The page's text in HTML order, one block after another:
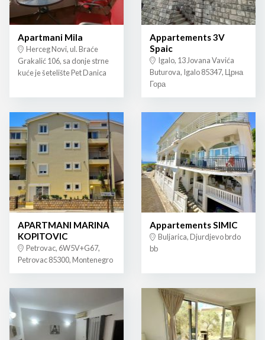
Apartmani Mila
Herceg Novi, ul. Braće
Grakalić 106, sa donje strne
kuće je šetelište Pet Danica
Appartements 3V
Spaic
Igalo, 13 Jovana Vavića
Buturova, Igalo 85347, Црна
Гора
APARTMANI MARINA
KOPITOVIC
Petrovac, 6W5V+G67,
Petrovac 85300, Montenegro
Appartements SIMIC
Buljarica, Djurdjevo brdo
bb